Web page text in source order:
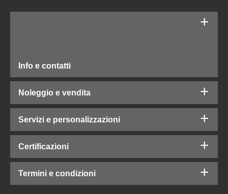
Info e contatti
Noleggio e vendita
Servizi e personalizzazioni
Certificazioni
Termini e condizioni